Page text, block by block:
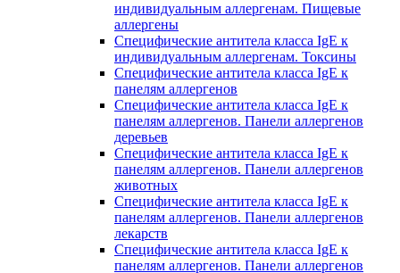
индивидуальным аллергенам. Пищевые
аллергены
Специфические антитела класса IgE к
индивидуальным аллергенам. Токсины
Специфические антитела класса IgE к
панелям аллергенов
Специфические антитела класса IgE к
панелям аллергенов. Панели аллергенов
деревьев
Специфические антитела класса IgE к
панелям аллергенов. Панели аллергенов
животных
Специфические антитела класса IgE к
панелям аллергенов. Панели аллергенов
лекарств
Специфические антитела класса IgE к
панелям аллергенов. Панели аллергенов